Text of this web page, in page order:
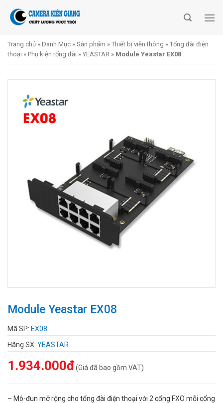
Trang chủ » Danh Mục » Sản phẩm » Thiết bị viễn thông » Tổng đài điện
thoại » Phụ kiện tổng đài » YEASTAR » Module Yeastar EX08
Module Yeastar EX08
Mã SP: EX08
Hãng SX: YEASTAR
1.934.000đ(Giá đã bao gồm VAT)
– Mô-đun mở rộng cho tổng đài điện thoại với 2 cổng FXO mỗi cổng